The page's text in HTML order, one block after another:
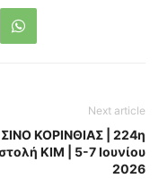
Next article
ΚΟΡΙΝΘΙΑΣ | 224η
ΚΙΜ | 5-7 Ιουνίου
2026